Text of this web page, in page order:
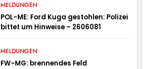
MELDUNGEN
POL-ME: Ford Kuga gestohlen: Polizei
bittet um Hinweise – 2606081
MELDUNGEN
FW-MG: brennendes Feld